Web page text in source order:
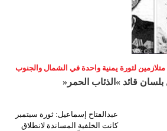
متلازمين لثورة يمنية واحدة في الشمال والجنوب
بلسان قائد »الذئاب الحمر«
عبدالفتاح إسماعيل: ثورة سبتمبر
كانت الخلفية المساندة لانطلاق